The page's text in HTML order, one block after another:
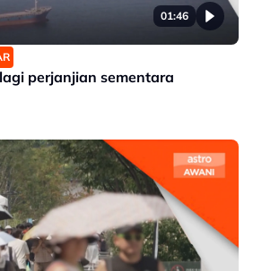
01:46
perjanjian sementara